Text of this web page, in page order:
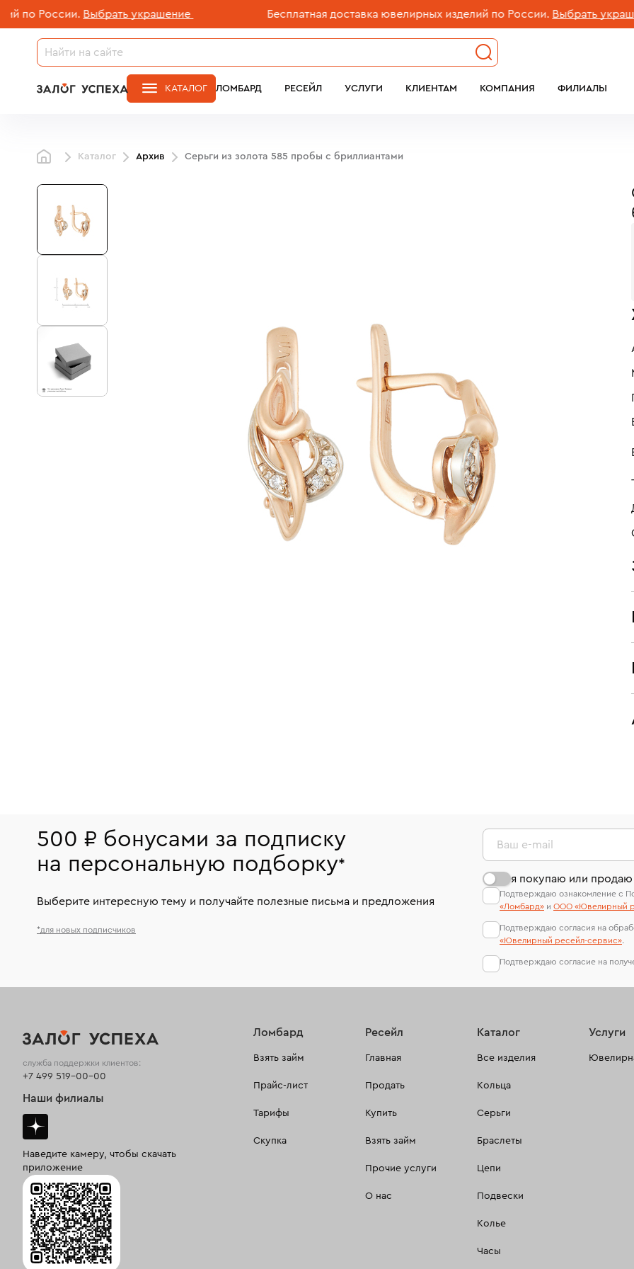
России. Выбрать украшение Бесплатная доставка ювелирных изделий по России. Выбрать украшение
ЛОМБАРД РЕСЕЙЛ УСЛУГИ КЛИЕНТАМ КОМПАНИЯ ФИЛИАЛЫ
КАТАЛОГ
Каталог Архив Серьги из золота 585 пробы c бриллиантами
500 ₽ бонусами за подписку
на персональную подборку*
Выберите интересную тему и получайте полезные письма и предложения
*для новых подписчиков
Ваш e-mail
я покупаю или
Подтверждаю ознакомление с
«Ломбард» и ООО «Ювелирный
Подтверждаю согласия на
«Ювелирный ресейл-сервиc».
Подтверждаю согласие на
Ломбард
Взять займ
Прайс-лист
Тарифы
Скупка
Ресейл
Главная
Продать
Купить
Взять займ
Прочие услуги
О нас
Каталог
Все изделия
Кольца
Серьги
Браслеты
Цепи
Подвески
Колье
Часы
Услуги
служба поддержки клиентов:
+7 499 519-00-00
Наши филиалы
Наведите камеру, чтобы скачать
приложение